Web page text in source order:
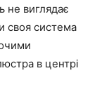
не виглядає
своя система
в центрі